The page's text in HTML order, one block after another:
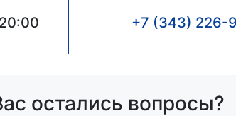
+7 (343) 226-
остались вопросы?